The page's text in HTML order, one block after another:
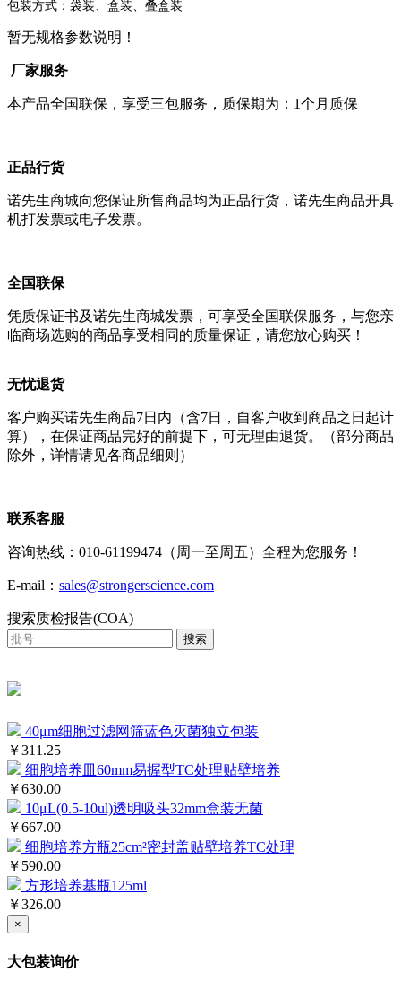
包装方式：袋装、盒装、叠盒装
暂无规格参数说明！
厂家服务
本产品全国联保，享受三包服务，质保期为：1个月质保
正品行货
诺先生商城向您保证所售商品均为正品行货，诺先生商品开具
机打发票或电子发票。
全国联保
凭质保证书及诺先生商城发票，可享受全国联保服务，与您亲
临商场选购的商品享受相同的质量保证，请您放心购买！
无忧退货
客户购买诺先生商品7日内（含7日，自客户收到商品之日起计
算），在保证商品完好的前提下，可无理由退货。（部分商品
除外，详情请见各商品细则）
联系客服
咨询热线：010-61199474（周一至周五）全程为您服务！
E-mail： sales@strongerscience.com
搜索质检报告(COA)
搜索
40μm细胞过滤网筛蓝色灭菌独立包装
￥311.25
细胞培养皿60mm易握型TC处理贴壁培养
￥630.00
10μL(0.5-10ul)透明吸头32mm盒装无菌
￥667.00
细胞培养方瓶25cm²密封盖贴壁培养TC处理
￥590.00
方形培养基瓶125ml
￥326.00
×
大包装询价